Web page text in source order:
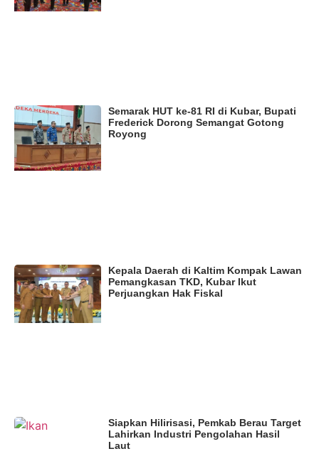
Semarak HUT ke-81 RI di Kubar, Bupati
Frederick Dorong Semangat Gotong
Royong
Kepala Daerah di Kaltim Kompak Lawan
Pemangkasan TKD, Kubar Ikut
Perjuangkan Hak Fiskal
Siapkan Hilirisasi, Pemkab Berau Target
Lahirkan Industri Pengolahan Hasil
Laut